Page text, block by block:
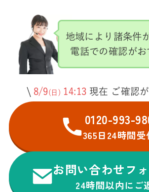
地域により諸条件
電話での確認が
8/9(日) 14:13 現在 ご確認
0120-993-
365日24時間受
お問い合わせフ
24時間以内にご